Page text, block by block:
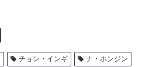
チョン・インギ ナ・ホンジン